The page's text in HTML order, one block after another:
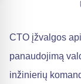
CTO įžvalgos
panaudojimą
inžinierių